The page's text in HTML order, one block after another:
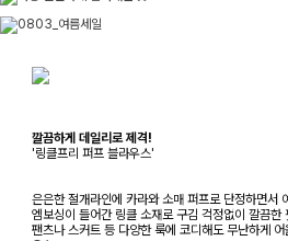
깔끔하게 데일리로 제격!
'링클프리 퍼프 블라우스'
은은한 절개라인에 카라와 소매 퍼프로 단정하면서
엠보싱이 들어간 링클 소재로 구김 걱정없이 깔끔한
팬츠나 스커트 등 다양한 룩에 코디해도 무난하게